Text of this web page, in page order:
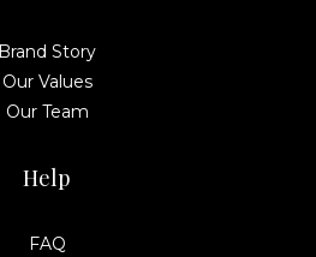
Brand Story
Our Values
Our Team
Help
FAQ